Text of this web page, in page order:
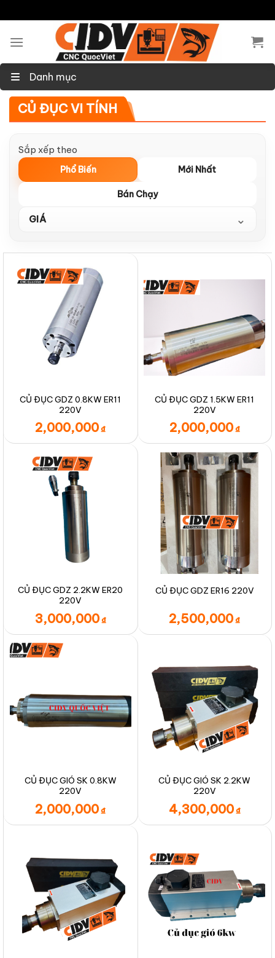
to
content
Danh mục
CỦ ĐỤC VI TÍNH
Sắp xếp theo
Phổ Biến Mới Nhất
Bán Chạy
GIÁ ⌄
CỦ ĐỤC GDZ 0.8KW ER11
220V
2,000,000 ₫
CỦ ĐỤC GDZ 1.5KW ER11
220V
2,000,000 ₫
CỦ ĐỤC GDZ 2.2KW ER20
220V
3,000,000 ₫
CỦ ĐỤC GDZ ER16 220V
2,500,000 ₫
CỦ ĐỤC GIÓ SK 0.8KW
220V
2,000,000 ₫
CỦ ĐỤC GIÓ SK 2.2KW
220V
4,300,000 ₫